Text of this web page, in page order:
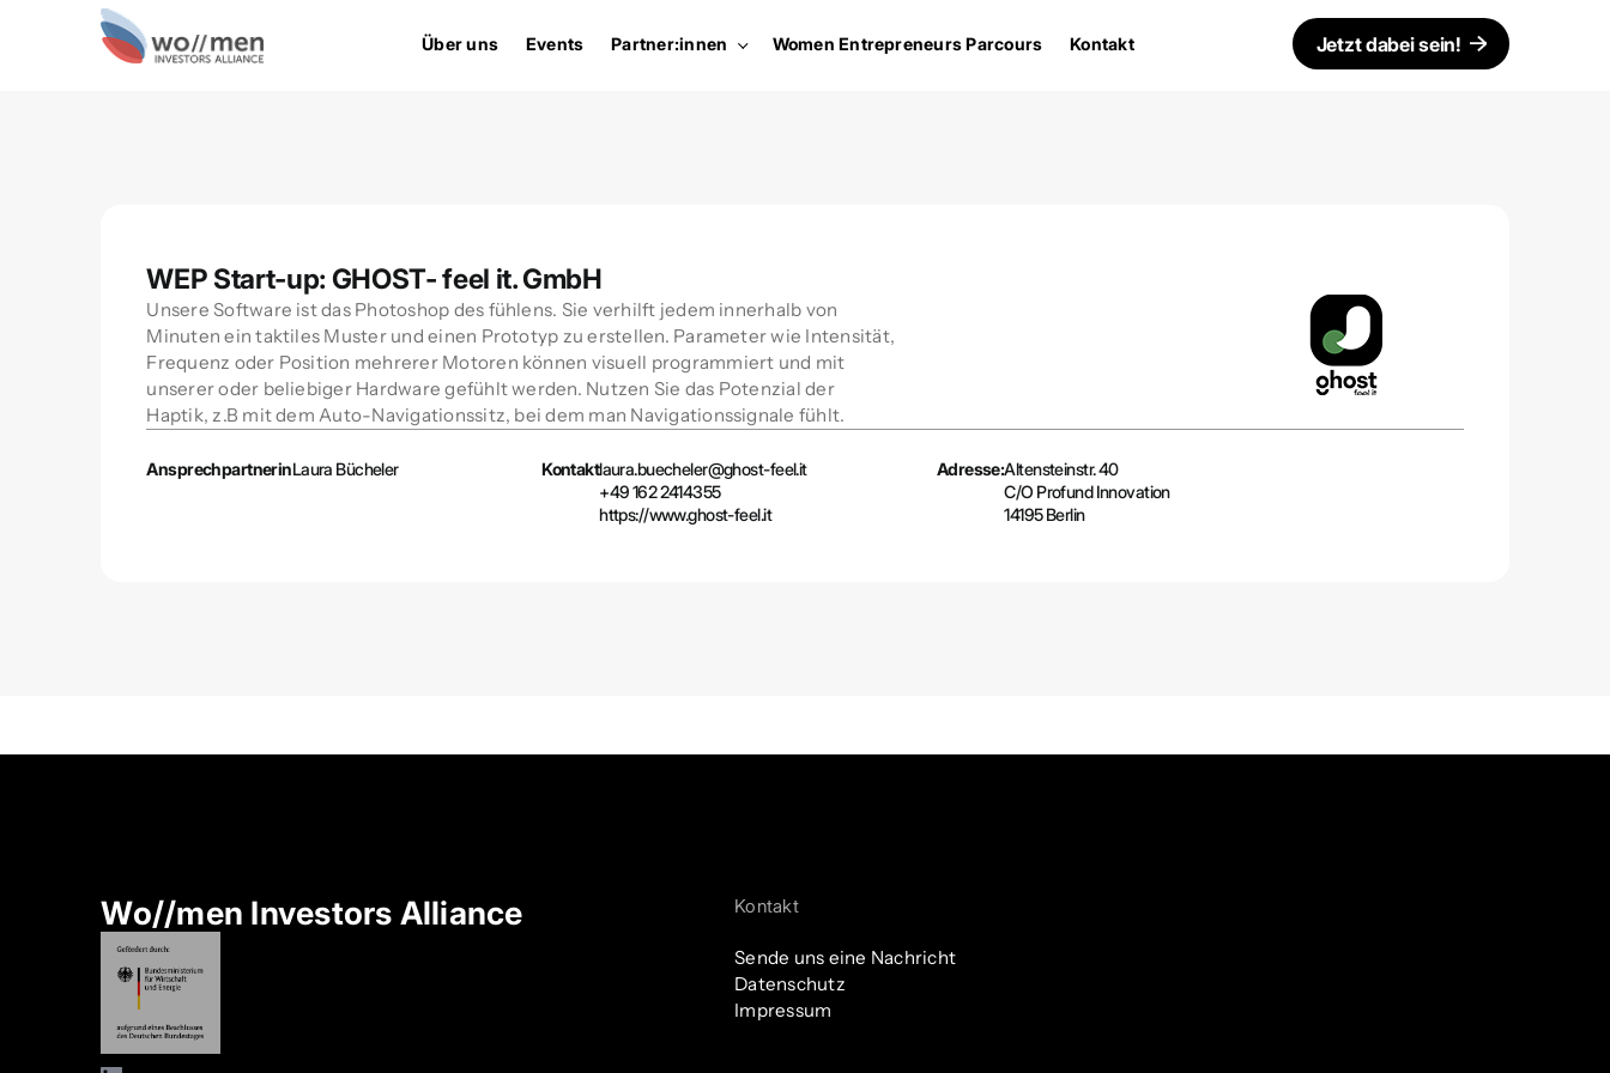
Über uns Events Partner:innen Women Entrepreneurs Parcours Kontakt Jetzt dabei sein!
WEP Start-up: GHOST- feel it. GmbH
Unsere Software ist das Photoshop des fühlens. Sie verhilft jedem innerhalb von
Minuten ein taktiles Muster und einen Prototyp zu erstellen. Parameter wie Intensität,
Frequenz oder Position mehrerer Motoren können visuell programmiert und mit
unserer oder beliebiger Hardware gefühlt werden. Nutzen Sie das Potenzial der
Haptik, z.B mit dem Auto-Navigationssitz, bei dem man Navigationssignale fühlt.
AnsprechpartnerinLaura Bücheler Kontaktlaura.buecheler@ghost-feel.it
+49 162 2414355
https://www.ghost-feel.it
Adresse:Altensteinstr. 40
C/O Profund Innovation
14195 Berlin
Wo//men Investors Alliance Kontakt
Sende uns eine Nachricht
Datenschutz
Impressum